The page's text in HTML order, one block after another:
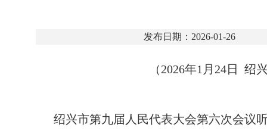
发布日期：2026-01-26
（2026年1月24日
绍兴市第九届人民代表大会第六次会议